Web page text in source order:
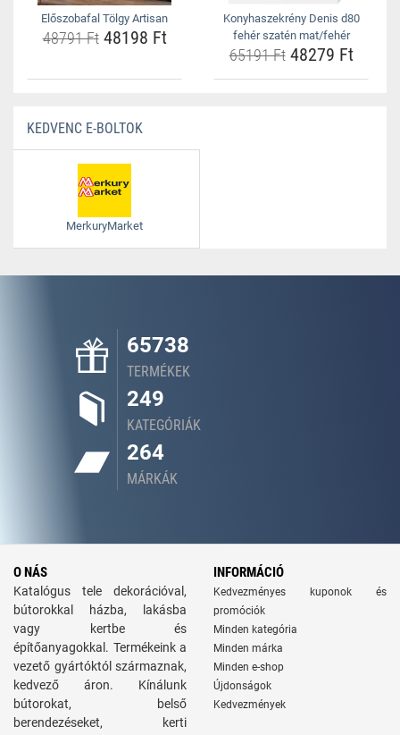
Előszobafal Tölgy Artisan
48791 Ft48198 Ft
Konyhaszekrény Denis d80
fehér szatén mat/fehér
65191 Ft48279 Ft
KEDVENC E-BOLTOK
MerkuryMarket
65738
TERMÉKEK
249
KATEGÓRIÁK
264
MÁRKÁK
O NÁS
Katalógus tele dekorációval,
bútorokkal házba, lakásba
vagy kertbe és
építőanyagokkal. Termékeink a
vezető gyártóktól származnak,
kedvező áron. Kínálunk
bútorokat, belső
berendezéseket, kerti
INFORMÁCIÓ
Kedvezményes kuponok és
promóciók
Minden kategória
Minden márka
Minden e-shop
Újdonságok
Kedvezmények